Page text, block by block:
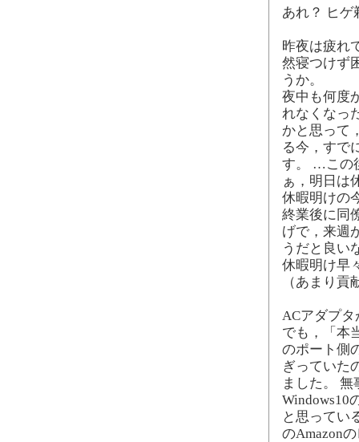
あれ？ ヒゲ
昨夜は疲れ
然寝つけず
うか。
夜中も何度
れなくなっ
かと思って
る今，すで
す。 …この
ぁ，明日は
休暇明けの
終業後に同
げで，来週
うだと良い
休暇明け早
（あまり
ACアダプ
でも，「本
のポート側
ぎっていた
ました。
Windows10
と思ってい
のAmazon